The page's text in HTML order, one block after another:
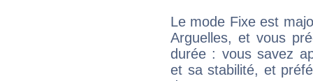
Le mode Fixe est
Arguelles, et vous
durée : vous savez
et sa stabilité, et